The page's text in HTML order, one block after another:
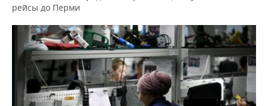
рейсы до Перми